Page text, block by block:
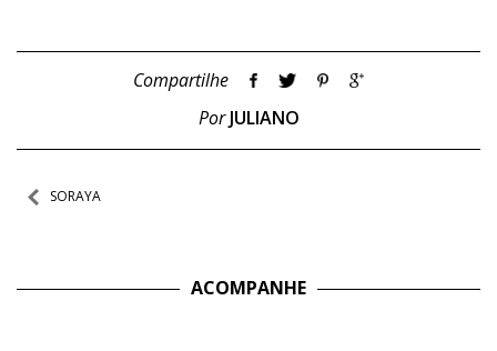
Compartilhe
PorJULIANO
Navegação
SORAYA
ACOMPANHE